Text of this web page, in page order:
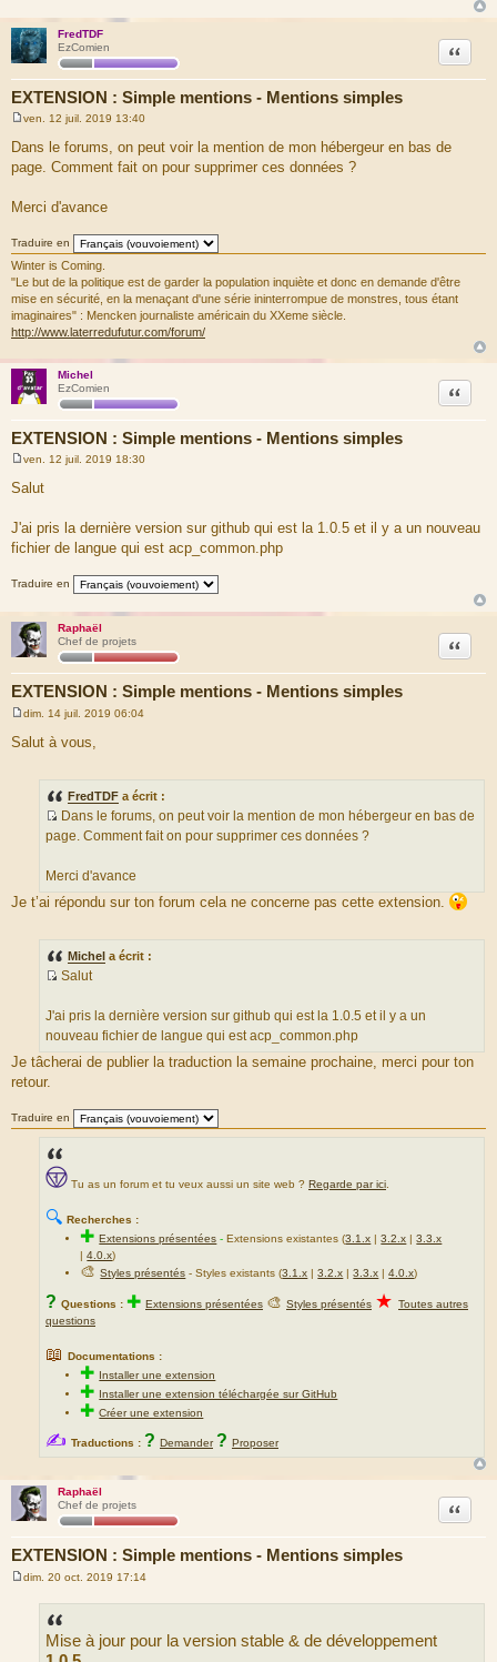
FredTDF
EzComien
EXTENSION : Simple mentions - Mentions simples
Citation
e
s
s
e
ven. 12 juil. 2019 13:40
Dans le forums, on peut voir la mention de mon hébergeur en bas de
page. Comment fait on pour supprimer ces données ?
Merci d'avance
Traduire en
Winter is Coming.
"Le but de la politique est de garder la population inquiète et donc en demande d'être
mise en sécurité, en la menaçant d'une série ininterrompue de monstres, tous étant
imaginaires" : Mencken journaliste américain du XXeme siècle.
http://www.laterredufutur.com/forum/
Michel
EzComien
EXTENSION : Simple mentions - Mentions simples
Citation
e
s
a
g
e
ven. 12 juil. 2019 18:30
Salut
J'ai pris la dernière version sur github qui est la 1.0.5 et il y a un nouveau
fichier de langue qui est acp_common.php
Traduire en
Raphaël
Chef de projets
EXTENSION : Simple mentions - Mentions simples
Citation
e
s
dim. 14 juil. 2019 06:04
Salut à vous,
FredTDF a écrit :
S
u
c
d
u
e
s
a
Dans le forums, on peut voir la mention de mon hébergeur en bas de
page. Comment fait on pour supprimer ces données ?
Merci d'avance
Je t’ai répondu sur ton forum cela ne concerne pas cette extension.
Michel a écrit :
o
u
c
u
m
e
s
Salut
J'ai pris la dernière version sur github qui est la 1.0.5 et il y a un
nouveau fichier de langue qui est acp_common.php
Je tâcherai de publier la traduction la semaine prochaine, merci pour ton
retour.
Traduire en
Tu as un forum et tu veux aussi un site web ? Regarde par ici.
🔍 Recherches :
✚Extensions présentées -Extensions existantes (3.1.x |3.2.x |3.3.x
|4.0.x)
🎨Styles présentés - Styles existants (3.1.x |3.2.x |3.3.x |4.0.x)
? Questions : ✚ Extensions présentées 🎨 Styles présentés ★ Toutes autres
questions
📖 Documentations :
✚ Installer une extension
✚ Installer une extension téléchargée sur GitHub
✚Créer une extension
✍ Traductions : ? Demander ? Proposer
Raphaël
Chef de projets
EXTENSION : Simple mentions - Mentions simples
Citation
dim. 20 oct. 2019 17:14
Mise à jour pour la version stable & de développement